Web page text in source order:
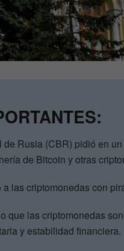
de Rusia (CBR) pidió en
de Bitcoin y otras
las criptomonedas con
que las criptomonedas
y estabilidad financiera.